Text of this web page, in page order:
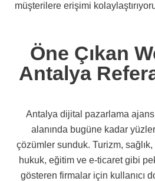
müşterilere erişimi
Öne Çıkan
Antalya
Antalya dijital pazarlama
alanında bugüne kadar
çözümler sunduk. Turizm,
hukuk, eğitim ve e-ticaret gibi
gösteren firmalar için kullanıcı